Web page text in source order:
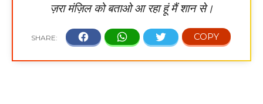
ज़रा मंज़िल को बताओ आ रहा हूं मैं शान से।